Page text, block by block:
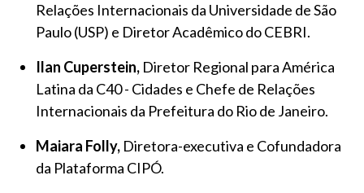
Relações Internacionais da Universidade de São
Paulo (USP) e Diretor Acadêmico do CEBRI.
Ilan Cuperstein, Diretor Regional para América
Latina da C40 - Cidades e Chefe de Relações
Internacionais da Prefeitura do Rio de Janeiro.
Maiara Folly, Diretora-executiva e Cofundadora
da Plataforma CIPÓ.